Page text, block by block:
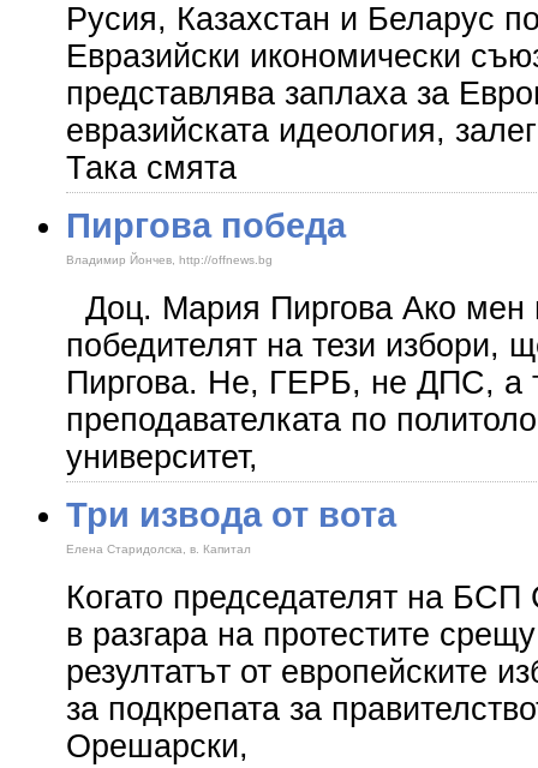
Русия, Казахстан и Беларус
Евразийски икономически
представлява заплаха за
евразийската идеология,
Така смята
Пиргова победа
Владимир Йончев, http://offnews.bg
Доц. Мария Пиргова Ако мен
победителят на тези избори,
Пиргова. Не, ГЕРБ, не ДПС, а
преподавателката по
университет,
Три извода от вота
Елена Старидолска, в. Капитал
Когато председателят на
в разгара на протестите
резултатът от европейските
за подкрепата за
Орешарски,